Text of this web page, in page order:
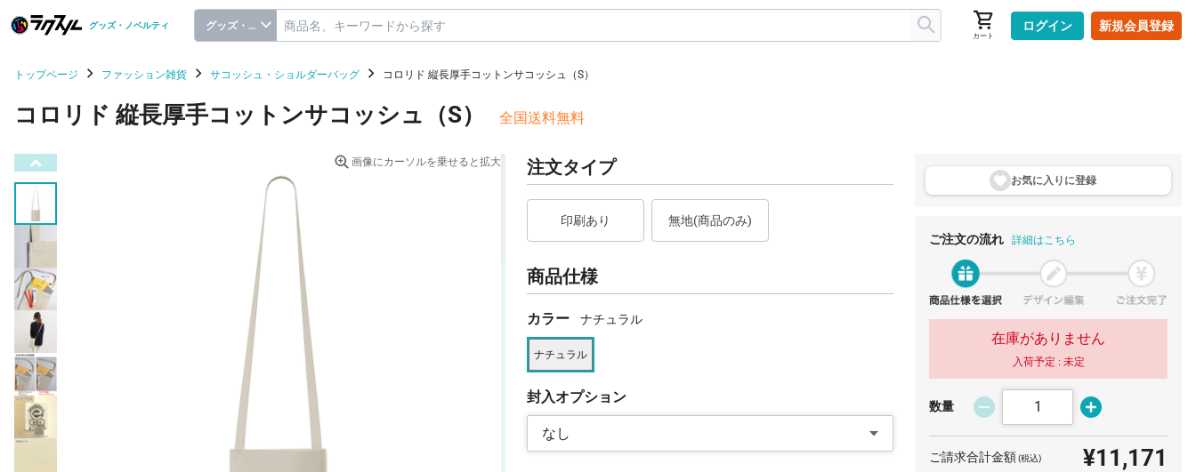
グッズ・ノベルティ グッズ・ノベルティ
カート
ログイン 新規会員登録
トップページ ファッション雑貨 サコッシュ・ショルダーバッグ コロリド 縦長厚手コットンサコッシュ（S）
コロリド 縦長厚手コットンサコッシュ（S） 全国送料無料
画像にカーソルを乗せると拡大 注文タイプ
印刷あり 無地(商品のみ)
商品仕様
カラー ナチュラル
ナチュラル
封入オプション
なし
お気に入りに登録
ご注文の流れ 詳細はこちら
在庫がありません
入荷予定 : 未定
数量
ご請求合計金額(税込) ¥11,171